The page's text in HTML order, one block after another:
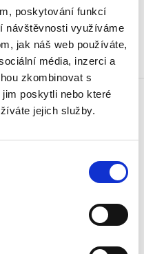
poskytování funkcí
návštěvnosti využíváme
jak náš web používáte,
média, inzerci a
zkombinovat s
poskytli nebo které
jejich služby.
Kč.